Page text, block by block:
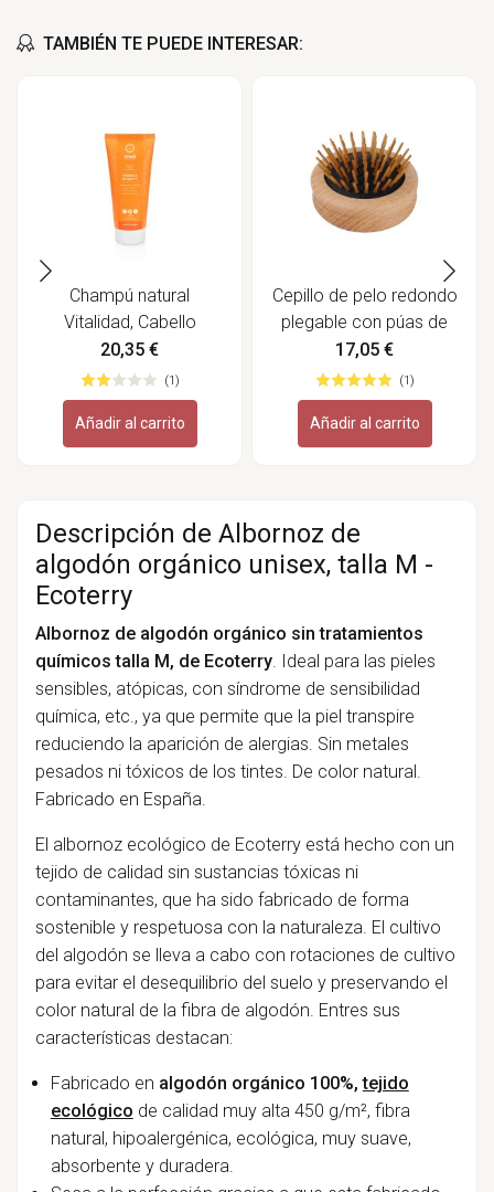
TAMBIÉN TE PUEDE INTERESAR:
Champú natural
Vitalidad, Cabello
Normal y Graso - Khadi
20,35 €
(1)
Añadir al carrito
Cepillo de pelo redondo
plegable con púas de
madera - Redecker
17,05 €
(1)
Añadir al carrito
Descripción de Albornoz de
algodón orgánico unisex, talla M -
Ecoterry
Albornoz de algodón orgánico sin tratamientos
químicos talla M, de Ecoterry. Ideal para las pieles
sensibles, atópicas, con síndrome de sensibilidad
química, etc., ya que permite que la piel transpire
reduciendo la aparición de alergias. Sin metales
pesados ni tóxicos de los tintes. De color natural.
Fabricado en España.
El albornoz ecológico de Ecoterry está hecho con un
tejido de calidad sin sustancias tóxicas ni
contaminantes, que ha sido fabricado de forma
sostenible y respetuosa con la naturaleza. El cultivo
del algodón se lleva a cabo con rotaciones de cultivo
para evitar el desequilibrio del suelo y preservando el
color natural de la fibra de algodón. Entres sus
características destacan:
Fabricado en algodón orgánico 100%,tejido
ecológico de calidad muy alta 450 g/m², fibra
natural, hipoalergénica, ecológica, muy suave,
absorbente y duradera.